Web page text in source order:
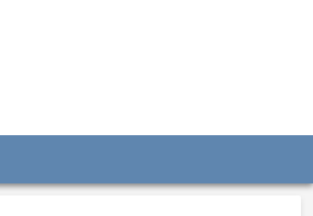
недр»
на сайте журнала «Разведка